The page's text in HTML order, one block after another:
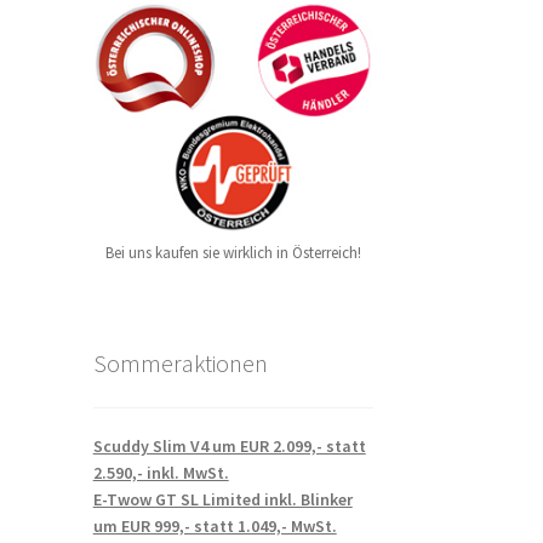
Bei uns kaufen sie wirklich in Österreich!
Sommeraktionen
Scuddy Slim V4 um EUR 2.099,- statt
2.590,- inkl. MwSt.
E-Twow GT SL Limited inkl. Blinker
um EUR 999,- statt 1.049,- MwSt.